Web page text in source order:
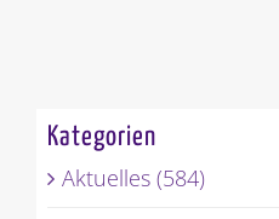
Kategorien
Aktuelles (584)